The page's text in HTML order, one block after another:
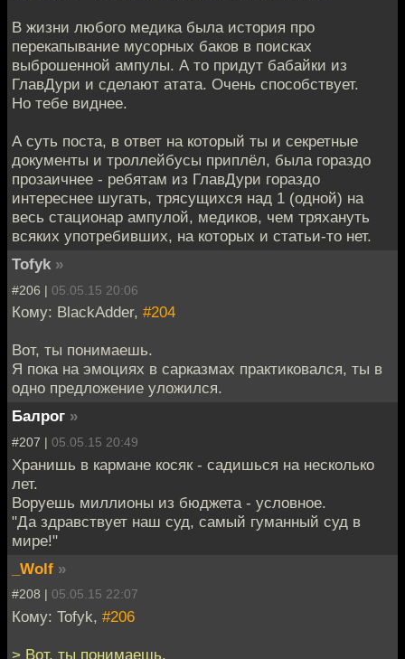
В жизни любого медика была история про
перекапывание мусорных баков в поисках
выброшенной ампулы. А то придут бабайки из
ГлавДури и сделают атата. Очень способствует.
Но тебе виднее.
А суть поста, в ответ на который ты и секретные
документы и троллейбусы приплёл, была гораздо
прозаичнее - ребятам из ГлавДури гораздо
интереснее шугать, трясущихся над 1 (одной) на
весь стационар ампулой, медиков, чем тряхануть
всяких употребивших, на которых и статьи-то нет.
Tofyk »
#206 | 05.05.15 20:06
Кому: BlackAdder, #204
Вот, ты понимаешь.
Я пока на эмоциях в сарказмах практиковался, ты в
одно предложение уложился.
Балрог »
#207 | 05.05.15 20:49
Хранишь в кармане косяк - садишься на несколько
лет.
Воруешь миллионы из бюджета - условное.
"Да здравствует наш суд, самый гуманный суд в
мире!"
_Wolf »
#208 | 05.05.15 22:07
Кому: Tofyk, #206
> Вот, ты понимаешь.